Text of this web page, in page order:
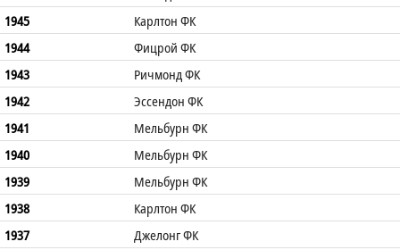
1945
Карлтон ФК
1944
Фицрой ФК
1943
Ричмонд ФК
1942
Эссендон ФК
1941
Мельбурн ФК
1940
Мельбурн ФК
1939
Мельбурн ФК
1938
Карлтон ФК
1937
Джелонг ФК